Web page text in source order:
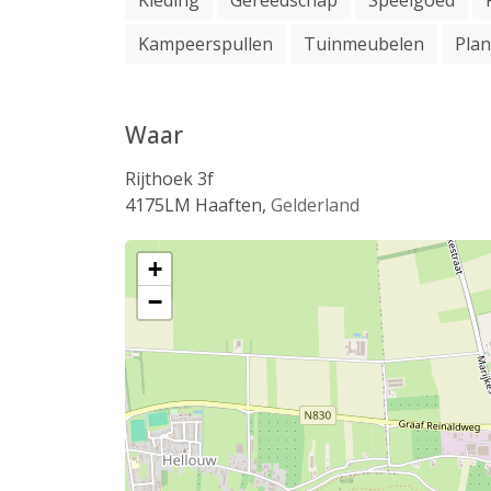
Kampeerspullen
Tuinmeubelen
Waar
Rijthoek 3f
4175LM Haaften, Gelderland
+
−